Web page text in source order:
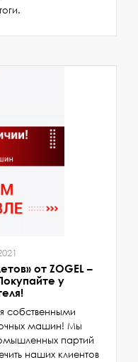
от ZOGEL –
у
собственными
машин! Мы
партий
наших клиентов